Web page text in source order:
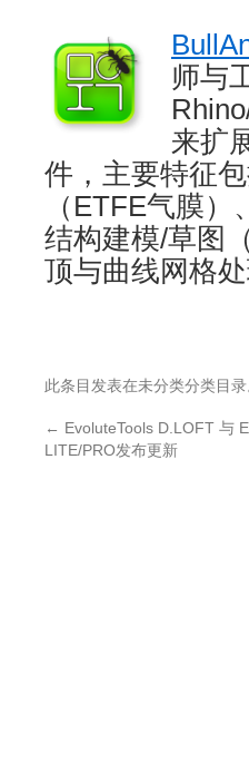
师与
来扩
件，主要特征
（ETFE气膜
结构建模/草图
顶与曲线网格处
此条目发表在未分类分类目
← EvoluteTools D.LOFT 与
LITE/PRO发布更新